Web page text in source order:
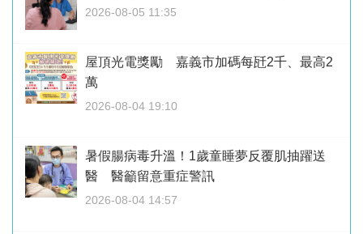
2026-08-05 11:35
屋頂光電獎勵 嘉義市加碼每瓩2千、最高2
萬
2026-08-04 19:10
暑假腸病毒升溫！1歲童睡夢反覆肌抽躍送
醫 醫籲留意重症警訊
2026-08-04 14:57